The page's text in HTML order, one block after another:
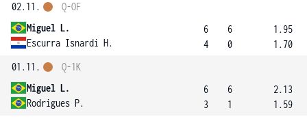
02.11.
Miguel L.
Escurra Isnardi H.
Q-OF
6
4
6
0
1.95
1.70
01.11.
Miguel L.
Rodrigues P.
Q-1K
6
3
6
1
2.13
1.59